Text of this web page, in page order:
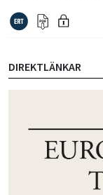
DIREKTLÄNKAR